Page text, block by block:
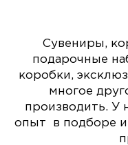
Сувениры,
подарочные
коробки,
многое
производить.
опыт в подборе и